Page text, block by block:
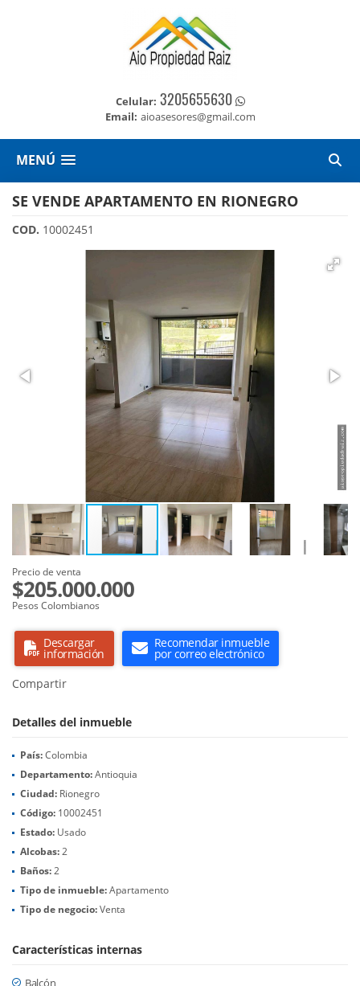
Celular: 3205655630
Email: aioasesores@gmail.com
MENÚ
SE VENDE APARTAMENTO EN RIONEGRO
COD. 10002451
Precio de venta
$205.000.000
Pesos Colombianos
Descargar
información
Recomendar inmueble
por correo electrónico
Compartir
Detalles del inmueble
País:Colombia
Departamento:Antioquia
Ciudad: Rionegro
Código: 10002451
Estado: Usado
Alcobas:2
Baños:2
Tipo de inmueble:Apartamento
Tipo de negocio:Venta
Características internas
Balcón